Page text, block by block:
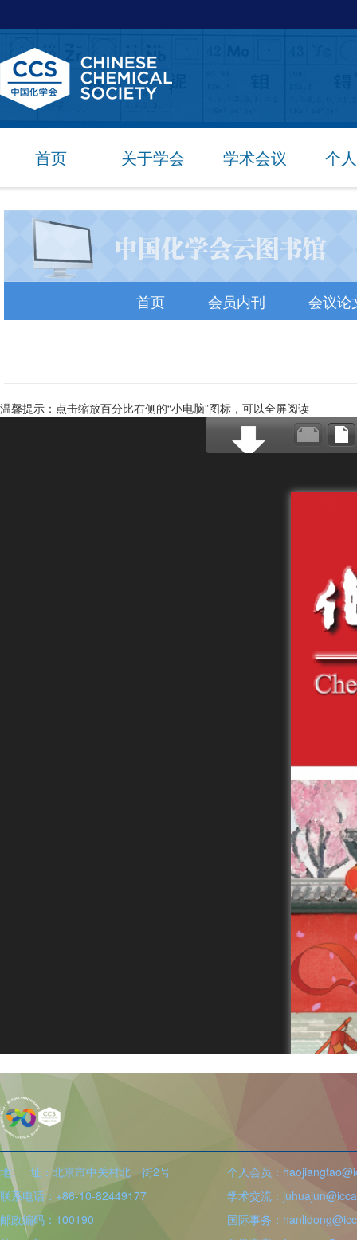
首页 关于学会 学术会议 个
首页 会员内刊 会议论
温馨提示：点击缩放百分比右侧的“小电脑”图标，可以全屏阅读
地 址：北京市中关村北一街2号
联系电话：+86-10-82449177
邮政编码：100190
个人会员：
学术交流：
国际事务：